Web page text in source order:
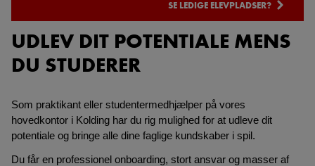
SE LEDIGE ELEVPLADSER?
UDLEV DIT POTENTIALE MENS
DU STUDERER
Som praktikant eller studentermedhjælper på vores
hovedkontor i Kolding har du rig mulighed for at udleve dit
potentiale og bringe alle dine faglige kundskaber i spil.
Du får en professionel onboarding, stort ansvar og masser af